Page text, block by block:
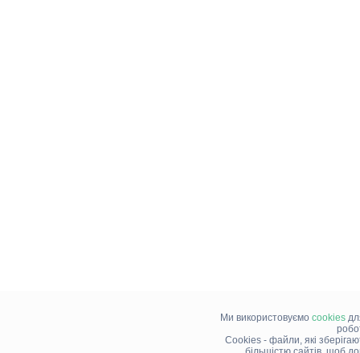
Ми використовуємо cookies
Cookies - файли, які